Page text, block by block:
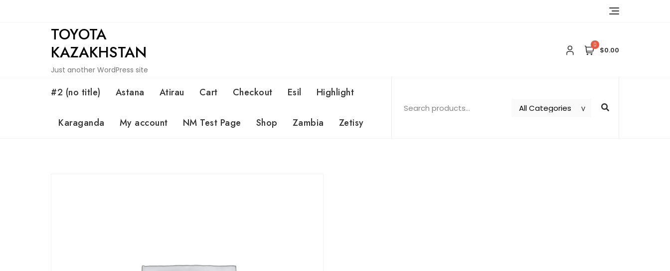
TOYOTA
KAZAKHSTAN
Just another WordPress site
0
$0.00
#2 (no title) Astana Atirau Cart Checkout Esil Highlight
Karaganda My account NM Test Page Shop Zambia Zetisy